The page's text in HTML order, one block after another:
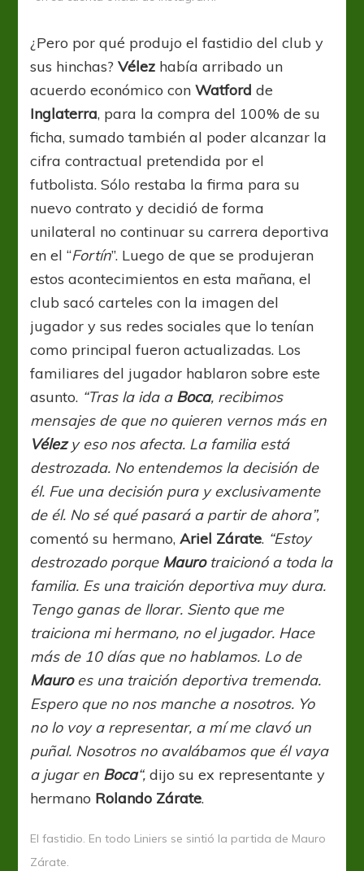
¿Pero por qué produjo el fastidio del club y
sus hinchas?Vélez había arribado un
acuerdo económico conWatford de
Inglaterra, para la compra del 100% de su
ficha, sumado también al poder alcanzar la
cifra contractual pretendida por el
futbolista. Sólo restaba la firma para su
nuevo contrato y decidió de forma
unilateral no continuar su carrera deportiva
en el “Fortín”. Luego de que se produjeran
estos acontecimientos en esta mañana, el
club sacó carteles con la imagen del
jugador y sus redes sociales que lo tenían
como principal fueron actualizadas. Los
familiares del jugador hablaron sobre este
asunto. “Tras la ida a Boca, recibimos
mensajes de que no quieren vernos más en
Vélezy eso nos afecta. La familia está
destrozada. No entendemos la decisión de
él. Fue una decisión pura y exclusivamente
de él. No sé qué pasará a partir de ahora”,
comentó su hermano,Ariel Zárate. “Estoy
destrozado porque Maurotraicionó a toda la
familia. Es una traición deportiva muy dura.
Tengo ganas de llorar. Siento que me
traiciona mi hermano, no el jugador. Hace
más de 10 días que no hablamos. Lo de
Mauroes una traición deportiva tremenda.
Espero que no nos manche a nosotros. Yo
no lo voy a representar, a mí me clavó un
puñal. Nosotros no avalábamos que él vaya
a jugar en Boca“, dijo su ex representante y
hermano Rolando Zárate.
El fastidio. En todo Liniers se sintió la partida de Mauro
Zárate.